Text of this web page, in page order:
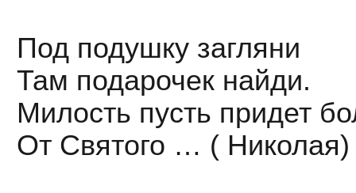
Под подушку загляни
Там подарочек найди.
Милость пусть придет
От Святого … ( Николая)